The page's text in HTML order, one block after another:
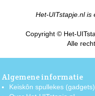
Het-UITstapje.nl is
Copyright © Het-
Alle
Algemene informatie
Keiskôn spullekes (gadgets)